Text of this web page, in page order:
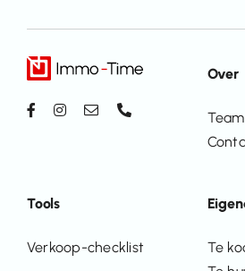
Te
Over
Team
Tools
Verkoop-checklist